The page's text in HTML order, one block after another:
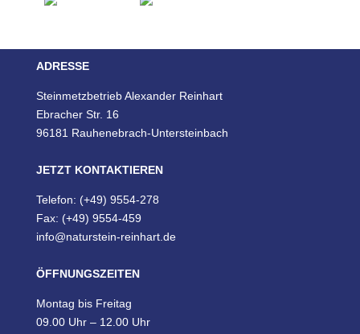
ADRESSE
Steinmetzbetrieb Alexander Reinhart
Ebracher Str. 16
96181 Rauhenebrach-Untersteinbach
JETZT KONTAKTIEREN
Telefon: (+49) 9554-278
Fax: (+49) 9554-459
info@naturstein-reinhart.de
ÖFFNUNGSZEITEN
Montag bis Freitag
09.00 Uhr – 12.00 Uhr